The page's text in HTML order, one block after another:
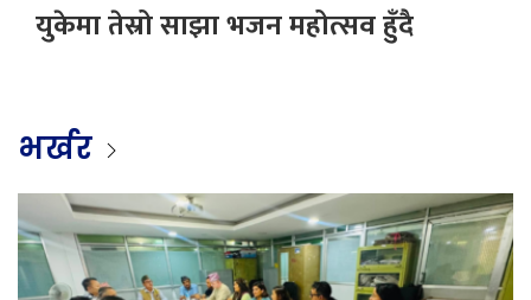
युकेमा तेस्रो साझा भजन महोत्सव हुँदै
भर्खर